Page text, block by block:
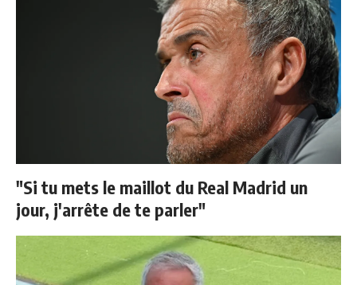
"Si tu mets le maillot du Real Madrid un
jour, j'arrête de te parler"